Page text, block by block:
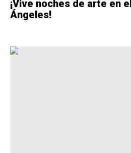
¡Vive noches de arte en
Ángeles!